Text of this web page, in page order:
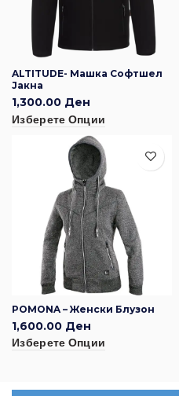
ALTITUDE- Машка Софтшел
Јакна
1,300.00 Ден
Изберете Опции
POMONA – Женски Блузон
1,600.00 Ден
Изберете Опции